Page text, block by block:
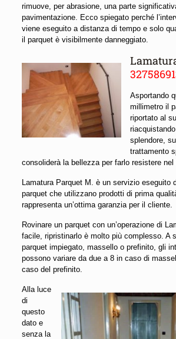
rimuove, per abrasione, una parte
pavimentazione. Ecco spiegato perché
viene eseguito a distanza di tempo e solo
il parquet è visibilmente danneggiato.
Asportando
millimetro il
riportato al
splendore,
trattamento
consoliderà la bellezza per farlo resistere nel
Lamatura Parquet M. è un servizio eseguito
parquet che utilizzano prodotti di prima
rappresenta un’ottima garanzia per il cliente.
Rovinare un parquet con un’operazione di
facile, ripristinarlo è molto più complesso. A
parquet impiegato, massello o prefinito, gli
possono variare da due a 8 in caso di
caso del prefinito.
Alla luce
di
questo
dato e
senza la